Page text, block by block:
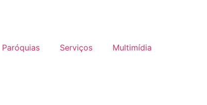
Paróquias Serviços Multimídia